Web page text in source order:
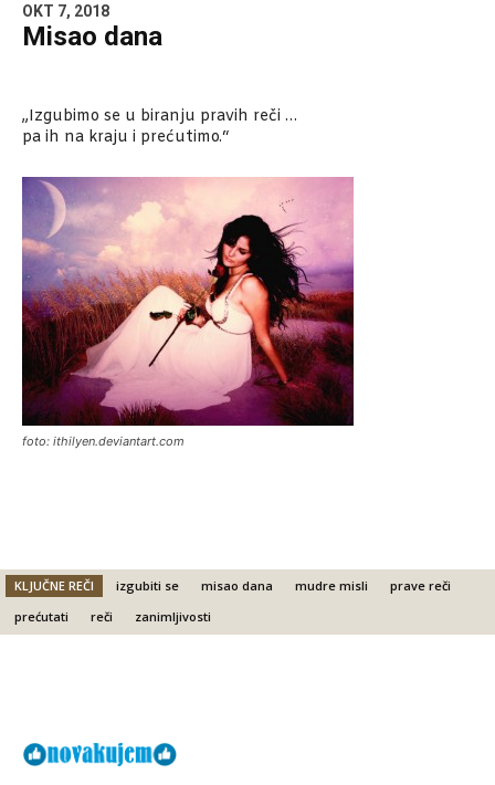
OKT 7, 2018
Misao dana
„Izgubimo se u biranju pravih reči …
pa ih na kraju i prećutimo.“
foto: ithilyen.deviantart.com
KLJUČNE REČI izgubiti se misao dana mudre misli
prave reči
prećutati
reči zanimljivosti